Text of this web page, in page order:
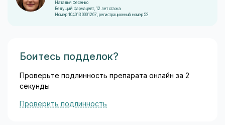
Наталья Фесенко
Ведущий фармацевт, 12 лет стажа
Номер 104013 0001267, регистрационный номер 52
Боитесь подделок?
Проверьте подлинность препарата онлайн за 2
секунды
Проверить подлинность